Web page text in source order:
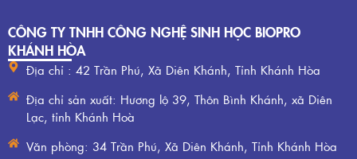
CÔNG TY TNHH CÔNG NGHỆ SINH HỌC BIOPRO
KHÁNH HÒA
Địa chỉ : 42 Trần Phú, Xã Diên Khánh, Tỉnh Khánh Hòa
Địa chỉ sản xuất: Hương lộ 39, Thôn Bình Khánh, xã Diên
Lạc, tỉnh Khánh Hoà
Văn phòng: 34 Trần Phú, Xã Diên Khánh, Tỉnh Khánh Hòa